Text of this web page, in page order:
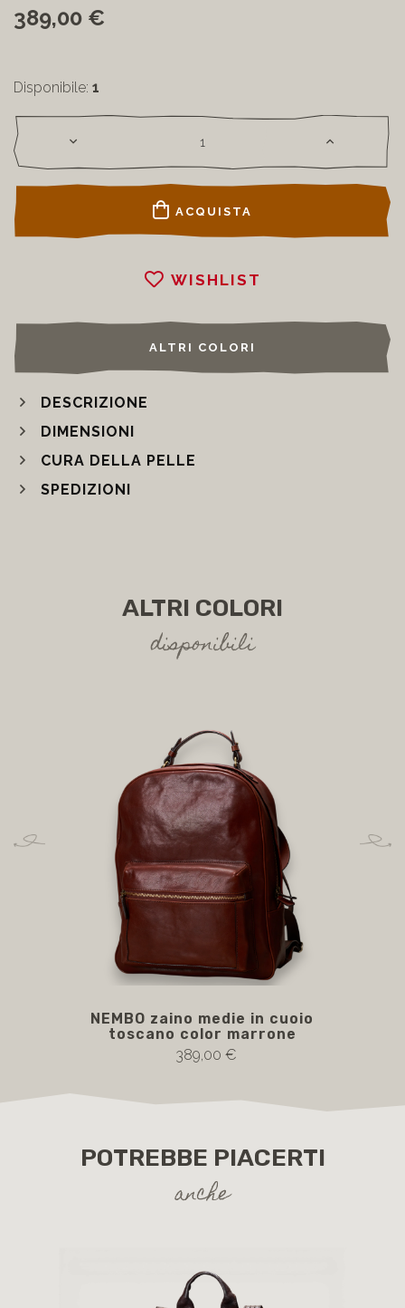
389,00 €
Disponibile: 1
ACQUISTA
WISHLIST
ALTRI COLORI
DESCRIZIONE
DIMENSIONI
CURA DELLA PELLE
SPEDIZIONI
ALTRI COLORI
disponibili
NEMBO zaino medie in cuoio
toscano color marrone
389,00 €
POTREBBE PIACERTI
anche